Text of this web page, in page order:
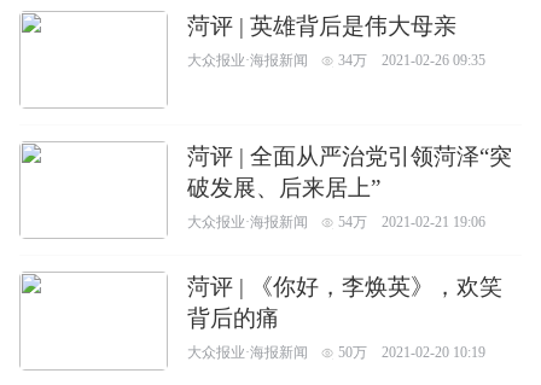
菏评 | 英雄背后是伟大母亲
大众报业·海报新闻 34万 2021-02-26 09:35
菏评 | 全面从严治党引领菏泽“突
破发展、后来居上”
大众报业·海报新闻 54万 2021-02-21 19:06
菏评 | 《你好，李焕英》，欢笑
背后的痛
大众报业·海报新闻 50万 2021-02-20 10:19